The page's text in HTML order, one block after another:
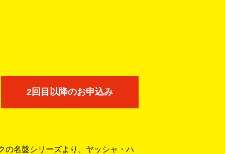
2回目以降のお申込み
の名盤シリーズより、ヤッシャ・ハ